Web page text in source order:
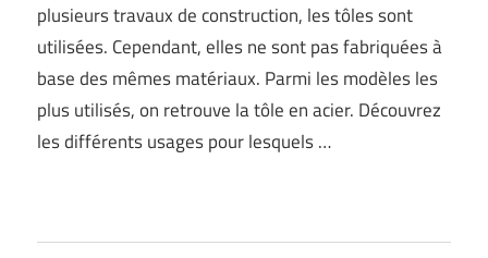
plusieurs travaux de construction, les tôles sont
utilisées. Cependant, elles ne sont pas fabriquées à
base des mêmes matériaux. Parmi les modèles les
plus utilisés, on retrouve la tôle en acier. Découvrez
les différents usages pour lesquels …